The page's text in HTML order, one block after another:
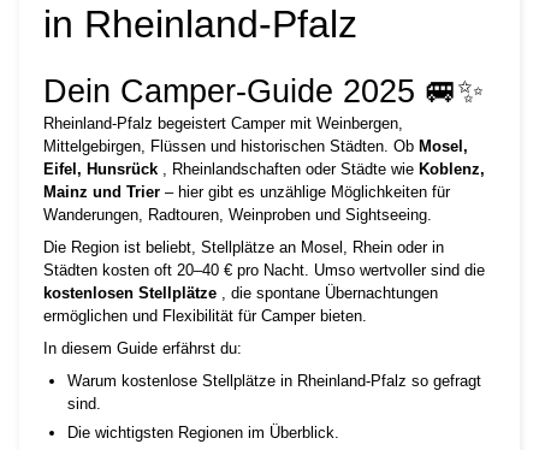
in Rheinland-Pfalz
Dein Camper-Guide 2025 🚐✨
Rheinland-Pfalz begeistert Camper mit Weinbergen,
Mittelgebirgen, Flüssen und historischen Städten. Ob Mosel,
Eifel, Hunsrück , Rheinlandschaften oder Städte wie Koblenz,
Mainz und Trier – hier gibt es unzählige Möglichkeiten für
Wanderungen, Radtouren, Weinproben und Sightseeing.
Die Region ist beliebt, Stellplätze an Mosel, Rhein oder in
Städten kosten oft 20–40 € pro Nacht. Umso wertvoller sind die
kostenlosen Stellplätze , die spontane Übernachtungen
ermöglichen und Flexibilität für Camper bieten.
In diesem Guide erfährst du:
Warum kostenlose Stellplätze in Rheinland-Pfalz so gefragt
sind.
Die wichtigsten Regionen im Überblick.